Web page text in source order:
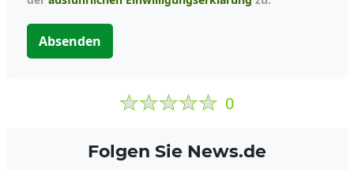
Absenden
0
Folgen Sie News.de